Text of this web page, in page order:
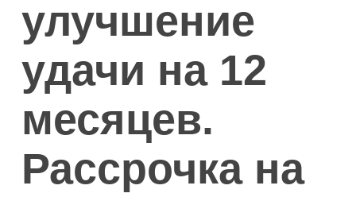
улучшение
удачи на 12
месяцев.
Рассрочка на